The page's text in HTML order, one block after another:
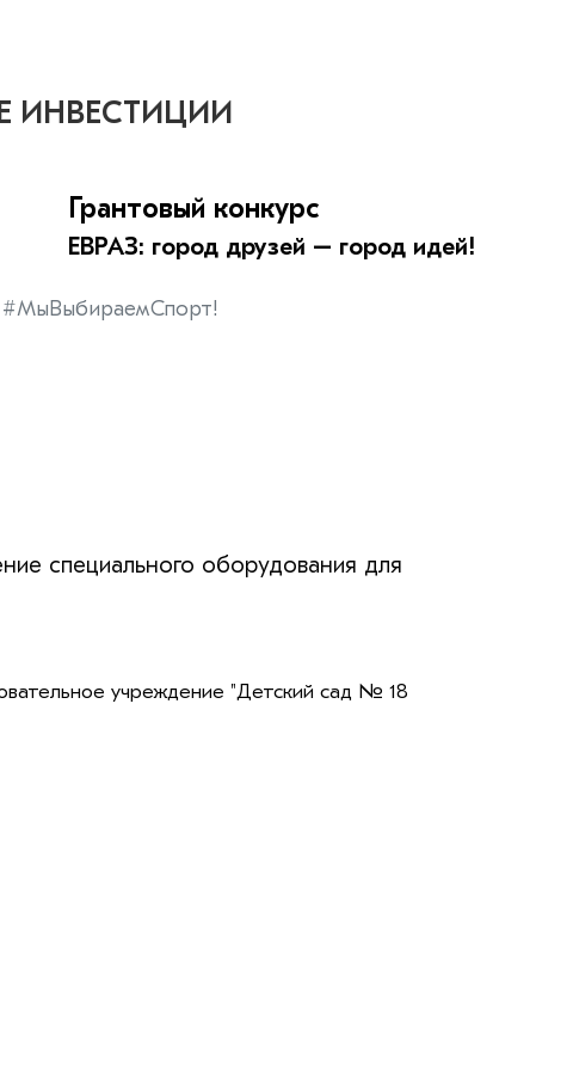
ИНВЕСТИЦИИ
Грантовый конкурс
ЕВРАЗ: город друзей – город идей!
#МыВыбираемСпорт!
специального оборудования для
учреждение "Детский сад № 18